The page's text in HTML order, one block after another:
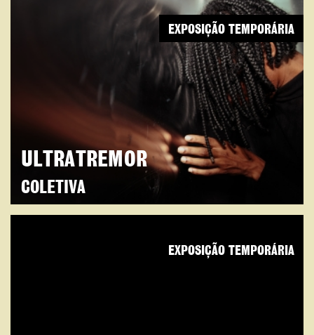
ULTRATREMOR
COLETIVA
EXPOSIÇÃO TEMPORÁRIA
EXPOSIÇÃO TEMPORÁRIA